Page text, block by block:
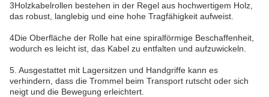
3Holzkabelrollen bestehen in der Regel aus hochwertigem Holz,
das robust, langlebig und eine hohe Tragfähigkeit aufweist.
4Die Oberfläche der Rolle hat eine spiralförmige Beschaffenheit,
wodurch es leicht ist, das Kabel zu entfalten und aufzuwickeln.
5. Ausgestattet mit Lagersitzen und Handgriffe kann es
verhindern, dass die Trommel beim Transport rutscht oder sich
neigt und die Bewegung erleichtert.